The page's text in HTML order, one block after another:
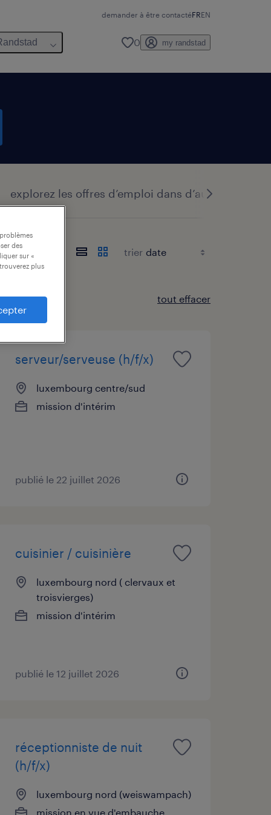
demander à être contactéFREN
0 my randstad
explorez les offres d’emploi dans d’autres
trier
tout effacer
serveur/serveuse (h/f/x)
luxembourg centre/sud
mission d'intérim
publié le 22 juillet 2026
cuisinier / cuisinière
luxembourg nord ( clervaux et
troisvierges)
mission d'intérim
publié le 12 juillet 2026
réceptionniste de nuit
(h/f/x)
luxembourg nord (weiswampach)
mission en vue d'embauche
des
sur «
plus